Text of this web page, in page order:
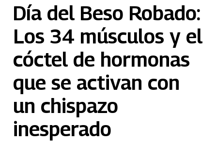
Día del Beso Robado:
Los 34 músculos y el
cóctel de hormonas
que se activan con
un chispazo
inesperado